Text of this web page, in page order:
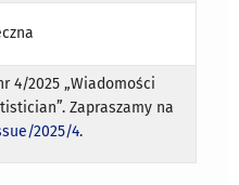
4/2025 „Wiadomości
Zapraszamy na
2025/4.